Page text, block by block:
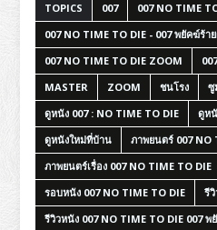
TOPICS 007
007 NO TIME
007 NO TIME TO DIE - 007 พยัคฆ์ร้า
007 NO TIME TO DIE ZOOM
MASTER
ZOOM ชนโรง ซู
ดูหนัง 007 : NO TIME TO DIE
ดูห
ดูหนังใหม่ที่บ้าน
ภาพยนตร์ 007 NO
ภาพยนตร์เรื่อง 007 NO TIME TO DIE
รอบหนัง 007 NO TIME TO DIE
รี
รีวิวหนัง 007 NO TIME TO DIE 007 พ